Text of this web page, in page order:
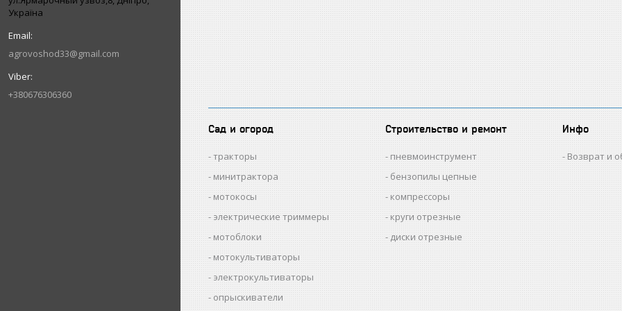
Україна
agrovoshod33@gmail.com
+380676306360
Сад и огород
тракторы
минитрактора
мотокосы
электрические триммеры
мотоблоки
мотокультиваторы
электрокультиваторы
опрыскиватели
Строительство и ремонт
пневмоинструмент
бензопилы цепные
компрессоры
круги отрезные
диски отрезные
Инфо
Возврат и